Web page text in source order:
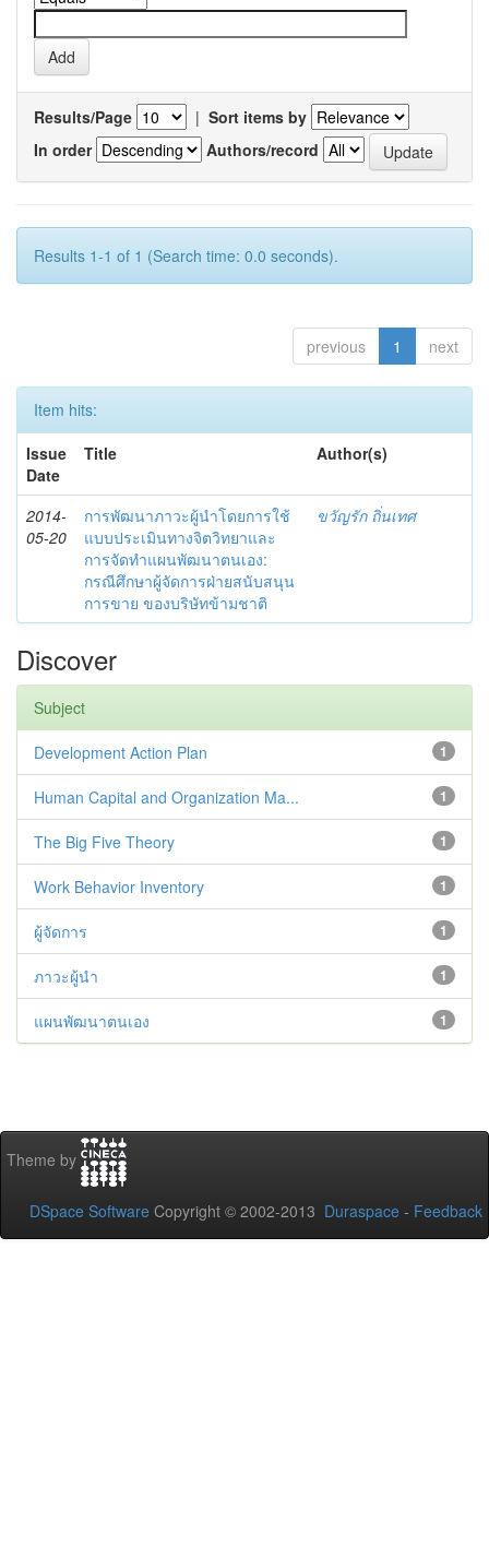
Results/Page | Sort items by
In order
Authors/record
Results 1-1 of 1 (Search time: 0.0 seconds).
previous 1 next
Item hits:
Issue
Date
Title Author(s)
2014-
05-20
การพัฒนาภาวะผู้นำโดยการใช้
แบบประเมินทางจิตวิทยาและ
การจัดทำแผนพัฒนาตนเอง:
กรณีศึกษาผู้จัดการฝ่ายสนับสนุน
การขาย ของบริษัทข้ามชาติ
ขวัญรัก ถิ่นเทศ
Discover
Subject
1
Development Action Plan
1
Human Capital and Organization Ma...
1
The Big Five Theory
1
Work Behavior Inventory
1
ผู้จัดการ
1
ภาวะผู้นำ
1
แผนพัฒนาตนเอง
Theme by
DSpace Software Copyright © 2002-2013 Duraspace - Feedback